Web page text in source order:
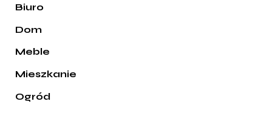
Biuro
Dom
Meble
Mieszkanie
Ogród